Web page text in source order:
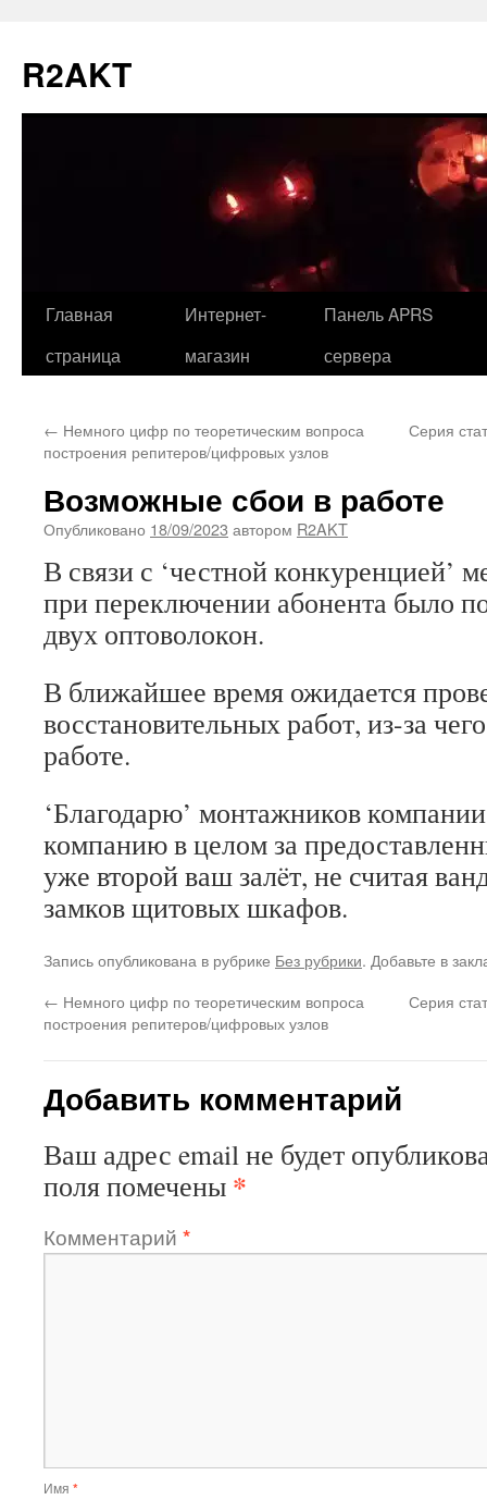
содержимому
R2AKT
Главная
страница
Интернет-
магазин
Панель APRS
сервера
← Немного цифр по теоретическим вопроса
построения репитеров/цифровых узлов
Серия
Возможные сбои в работе
Опубликовано 18/09/2023 автором R2AKT
В связи с ‘честной конкуренцией’
при переключении абонента было
двух оптоволокон.
В ближайшее время ожидается
восстановительных работ, из-за
работе.
‘Благодарю’ монтажников
компанию в целом за
уже второй ваш залëт, не считая
замков щитовых шкафов.
Запись опубликована в рубрике Без рубрики. Добавьте в
← Немного цифр по теоретическим вопроса
построения репитеров/цифровых узлов
Серия
Добавить комментарий
Ваш адрес email не будет
поля помечены *
Комментарий *
Имя *